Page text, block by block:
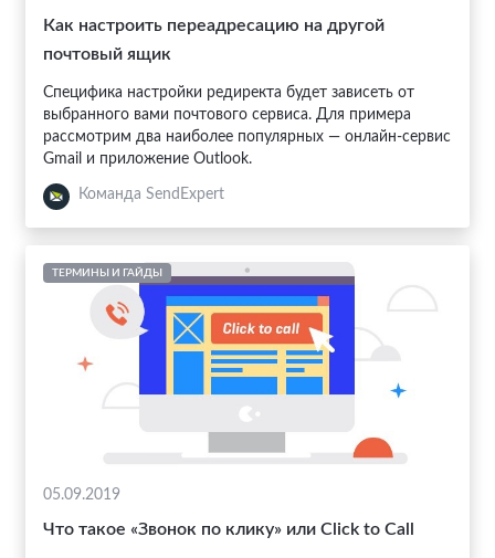
Как настроить переадресацию на другой
почтовый ящик
Специфика настройки редиректа будет зависеть от
выбранного вами почтового сервиса. Для примера
рассмотрим два наиболее популярных — онлайн-сервис
Gmail и приложение Outlook.
Команда SendExpert
ТЕРМИНЫ И ГАЙДЫ
05.09.2019
Что такое «Звонок по клику» или Click to Call